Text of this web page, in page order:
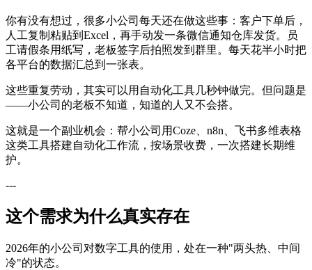
你有没有想过，很多小公司每天还在做这些事：客户下单后，
人工复制粘贴到Excel，再手动发一条微信通知仓库发货。员
工请假条用纸写，老板签字后拍照发到群里。每天花半小时把
各平台的数据汇总到一张表。
这些重复劳动，其实可以用自动化工具几秒钟做完。但问题是
——小公司的老板不知道，知道的人又不会搭。
这就是一个副业机会：帮小公司用Coze、n8n、飞书多维表格
这类工具搭建自动化工作流，按场景收费，一次搭建长期维
护。
---
这个需求为什么真实存在
2026年的小公司对数字工具的使用，处在一种"两头热、中间
冷"的状态。